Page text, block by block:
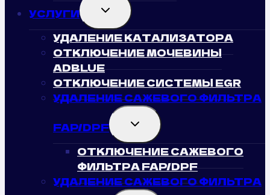
УСЛУГИ TOGGLE
CHILD
MENU
УДАЛЕНИЕ КАТАЛИЗАТОРА
ОТКЛЮЧЕНИЕ МОЧЕВИНЫ
ADBLUE
ОТКЛЮЧЕНИЕ СИСТЕМЫ EGR
УДАЛЕНИЕ САЖЕВОГО ФИЛЬТРА
FAP/DPF TOGGLE
CHILD
MENU
ОТКЛЮЧЕНИЕ САЖЕВОГО
ФИЛЬТРА FAP/DPF
УДАЛЕНИЕ САЖЕВОГО ФИЛЬТРА